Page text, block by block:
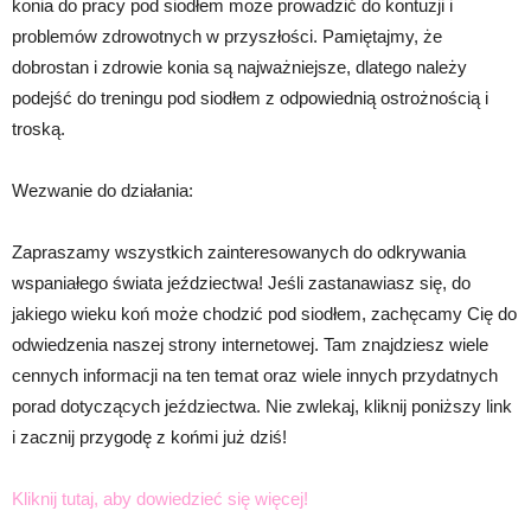
konia do pracy pod siodłem może prowadzić do kontuzji i
problemów zdrowotnych w przyszłości. Pamiętajmy, że
dobrostan i zdrowie konia są najważniejsze, dlatego należy
podejść do treningu pod siodłem z odpowiednią ostrożnością i
troską.
Wezwanie do działania:
Zapraszamy wszystkich zainteresowanych do odkrywania
wspaniałego świata jeździectwa! Jeśli zastanawiasz się, do
jakiego wieku koń może chodzić pod siodłem, zachęcamy Cię do
odwiedzenia naszej strony internetowej. Tam znajdziesz wiele
cennych informacji na ten temat oraz wiele innych przydatnych
porad dotyczących jeździectwa. Nie zwlekaj, kliknij poniższy link
i zacznij przygodę z końmi już dziś!
Kliknij tutaj, aby dowiedzieć się więcej!